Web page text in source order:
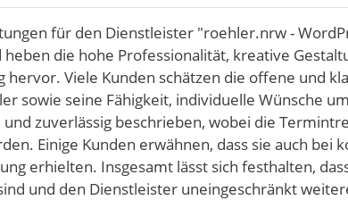
für den Dienstleister "roehler.nrw -
heben die hohe Professionalität, kreative
hervor. Viele Kunden schätzen die offene und
sowie seine Fähigkeit, individuelle Wünsche
zuverlässig beschrieben, wobei die
Einige Kunden erwähnen, dass sie auch
erhielten. Insgesamt lässt sich festhalten,
und den Dienstleister uneingeschränkt